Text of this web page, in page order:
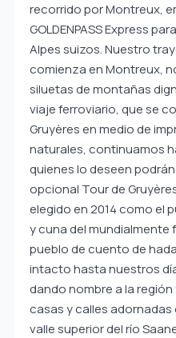
recorrido por Montreux,
GOLDENPASS Express
Alpes suizos. Nuestro
comienza en Montreux,
siluetas de montañas
viaje ferroviario, que se
Gruyères en medio de
naturales, continuamos
quienes lo deseen
opcional Tour de
elegido en 2014 como el
y cuna del mundialmente
pueblo de cuento de
intacto hasta nuestros
dando nombre a la
casas y calles
valle superior del río